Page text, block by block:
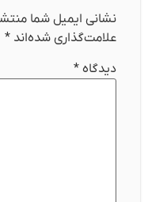
نشانی ایمیل شما
علامت‌گذاری شده‌اند *
دیدگاه *